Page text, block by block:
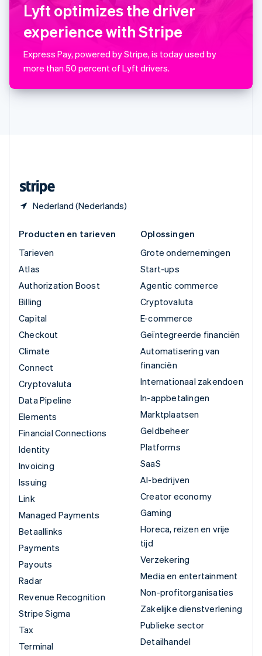
Lyft optimizes the driver
experience with Stripe
Express Pay, powered by Stripe, is today used by
more than 50 percent of Lyft drivers.
Nederland (Nederlands)
ไทยEnglish
Tsjechië
English
Vasteland van China
简体中文English
Verenigd Koninkrijk
Verenigde Arabische Emiraten
Producten en tarieven
Tarieven
Atlas
Authorization Boost
Billing
Capital
Checkout
Climate
Connect
Cryptovaluta
Data Pipeline
Elements
Financial Connections
Identity
Invoicing
Issuing
Link
Managed Payments
Betaallinks
Payments
Payouts
Radar
Revenue Recognition
Stripe Sigma
Tax
Terminal
Oplossingen
Grote ondernemingen
Start-ups
Agentic commerce
Cryptovaluta
E-commerce
Geïntegreerde financiën
Automatisering van
financiën
Internationaal zakendoen
In-appbetalingen
Marktplaatsen
Geldbeheer
Platforms
SaaS
AI-bedrijven
Creator economy
Gaming
Horeca, reizen en vrije
tijd
Verzekering
Media en entertainment
Non-profitorganisaties
Zakelijke dienstverlening
Publieke sector
Detailhandel